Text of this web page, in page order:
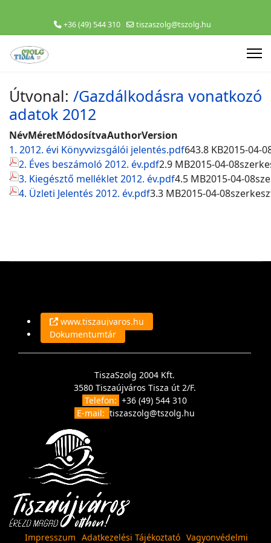
+36 (49) 544 310 tiszaszolg@tszolg.hu
Útvonal: /Gazdálkodásra vonatkozó
adatok 2012
NévMéretMódosítvaAuthorVersion
1. 2012. évi Könyvvizsgálói jelentés.pdf643.8 KB2015-04-
2. Éves beszámoló 2012. év.pdf2.9 MB2015-04-08
3. Kiegésztő melléklet 2012. év.pdf4.5 MB2015-04-08
4. Üzleti Jelentés 2012. év.pdf3.3 MB2015-04-08
www.tiszaujvaros.hu
Dokumentumtár
TiszaSzolg 2004 Kft.
3580 Tiszaújváros Tisza út 2/F.
Telefon: +36 (49) 544 310
E-mail: tiszaszolg@tszolg.hu
Impresszum Adatkezelési Tájékoztató Vagyonvédelmi